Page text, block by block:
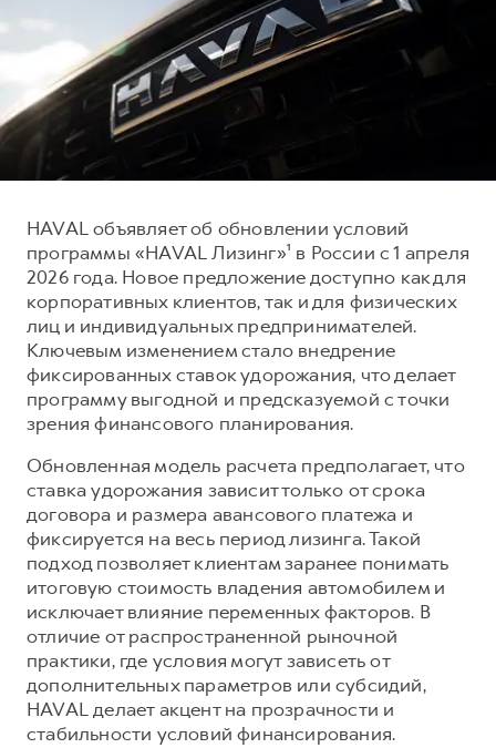
H7
от 3 799 000 ₽
Тест-драйв
Трейд-ин
КРЕДИТ И СТРАХОВАНИЕ
Кредитный калькулятор
Кредит
КОРПОРАТИВНЫМ КЛИЕНТАМ
Для малого бизнеса
Корпоративным клиентам
Крупным корпоративным клиентам
Система управления автопарком
Сервис для корпоративных клиентов
HAVAL Лизинг
АКСЕССУАРЫ HAVAL
Автомобильные аксессуары
Коллекция PRO
Коллекция Базовая
СЕРВИСНОЕ ОБСЛУЖИВАНИЕ
Нулевое ТО
Программа «Помощь на дороге»
Регламенты технического обслуживания
Электронный ПТС
ПОДДЕРЖКА
GWM Безопасность
Гарантия HAVAL
Мобильное приложение GWM
Программа «HAVAL Защита+»
Руководства по эксплуатации
Подписки
АКСЕССУАРЫ HAVAL
Автомобильные аксессуары
Коллекция PRO
Коллекция Базовая
Коллекция Детская
О дилере
Контакты
Наша команда
HAVAL объявляет об обновлении условий
программы «HAVAL Лизинг»¹ в России с 1 апреля
2026 года. Новое предложение доступно как для
корпоративных клиентов, так и для физических
лиц и индивидуальных предпринимателей.
Ключевым изменением стало внедрение
фиксированных ставок удорожания, что делает
программу выгодной и предсказуемой с точки
зрения финансового планирования.
Обновленная модель расчета предполагает, что
ставка удорожания зависит только от срока
договора и размера авансового платежа и
фиксируется на весь период лизинга. Такой
подход позволяет клиентам заранее понимать
итоговую стоимость владения автомобилем и
исключает влияние переменных факторов. В
отличие от распространенной рыночной
практики, где условия могут зависеть от
дополнительных параметров или субсидий,
HAVAL делает акцент на прозрачности и
стабильности условий финансирования.